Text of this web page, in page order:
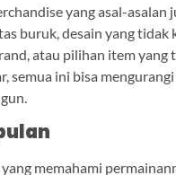
yang asal-asalan
buruk, desain yang tidak
atau pilihan item yang
semua ini bisa
memahami